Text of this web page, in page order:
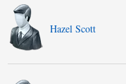
Hazel Scott